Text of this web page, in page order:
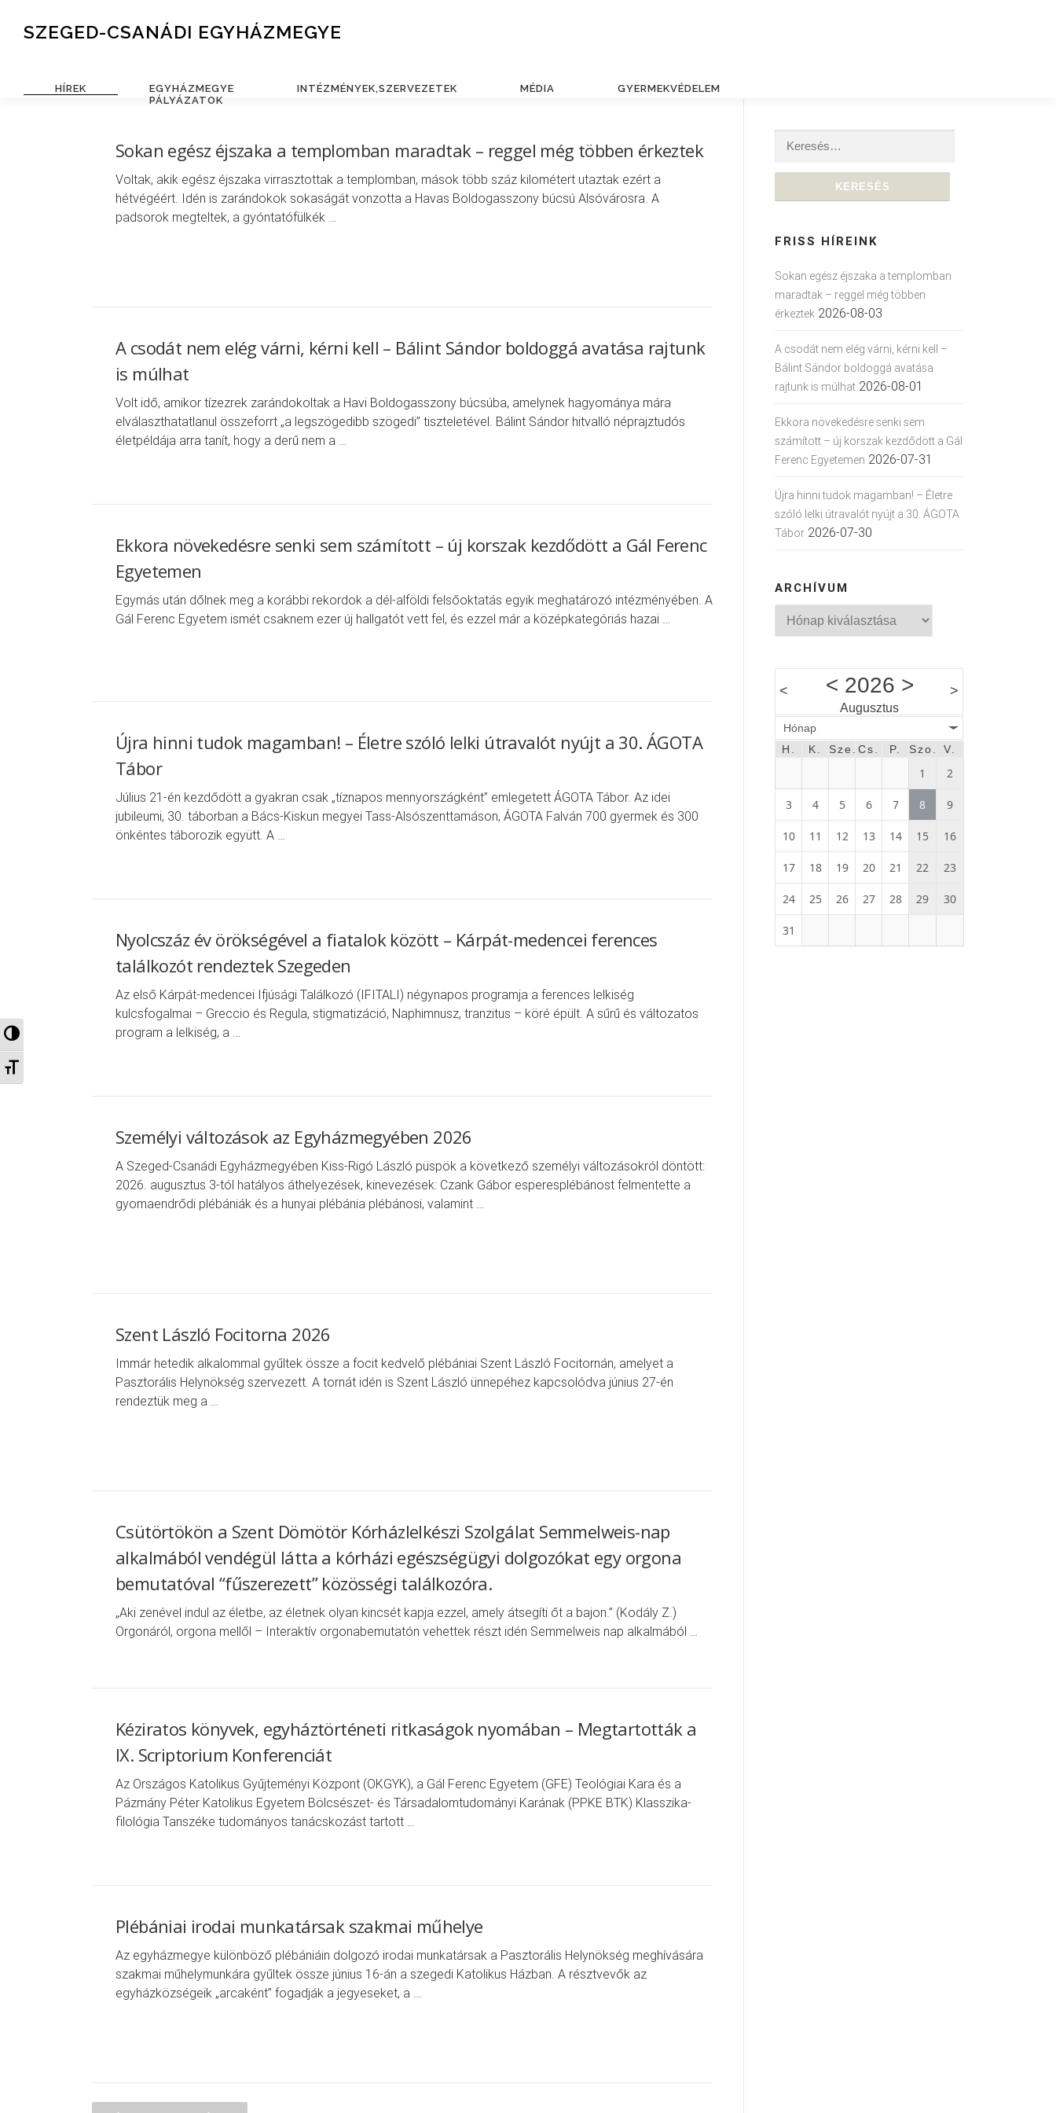
Nagy kontraszt váltása
Betűméret váltása
SZEGED-CSANÁDI EGYHÁZMEGYE
HÍREK EGYHÁZMEGYE INTÉZMÉNYEK,SZERVEZETEK MÉDIA
GYERMEKVÉDELEM
PÁLYÁZATOK
Sokan egész éjszaka a templomban maradtak – reggel még többen érkeztek
Voltak, akik egész éjszaka virrasztottak a templomban, mások több száz kilométert utaztak ezért a
hétvégéért. Idén is zarándokok sokaságát vonzotta a Havas Boldogasszony búcsú Alsóvárosra. A
padsorok megteltek, a gyóntatófülkék …
A csodát nem elég várni, kérni kell – Bálint Sándor boldoggá avatása rajtunk
is múlhat
Volt idő, amikor tízezrek zarándokoltak a Havi Boldogasszony búcsúba, amelynek hagyománya mára
elválaszthatatlanul összeforrt „a legszögedibb szögedi” tiszteletével. Bálint Sándor hitvalló néprajztudós
életpéldája arra tanít, hogy a derű nem a …
Ekkora növekedésre senki sem számított – új korszak kezdődött a Gál Ferenc
Egyetemen
Egymás után dőlnek meg a korábbi rekordok a dél-alföldi felsőoktatás egyik meghatározó intézményében. A
Gál Ferenc Egyetem ismét csaknem ezer új hallgatót vett fel, és ezzel már a középkategóriás hazai …
Újra hinni tudok magamban! – Életre szóló lelki útravalót nyújt a 30. ÁGOTA
Tábor
Július 21-én kezdődött a gyakran csak „tíznapos mennyországként” emlegetett ÁGOTA Tábor. Az idei
jubileumi, 30. táborban a Bács-Kiskun megyei Tass-Alsószenttamáson, ÁGOTA Falván 700 gyermek és 300
önkéntes táborozik együtt. A …
Nyolcszáz év örökségével a fiatalok között – Kárpát-medencei ferences
találkozót rendeztek Szegeden
Az első Kárpát-medencei Ifjúsági Találkozó (IFITALI) négynapos programja a ferences lelkiség
kulcsfogalmai – Greccio és Regula, stigmatizáció, Naphimnusz, tranzitus – köré épült. A sűrű és változatos
program a lelkiség, a …
Személyi változások az Egyházmegyében 2026
A Szeged-Csanádi Egyházmegyében Kiss-Rigó László püspök a következő személyi változásokról döntött:
2026. augusztus 3-tól hatályos áthelyezések, kinevezések: Czank Gábor esperesplébánost felmentette a
gyomaendrődi plébániák és a hunyai plébánia plébánosi, valamint …
Szent László Focitorna 2026
Immár hetedik alkalommal gyűltek össze a focit kedvelő plébániai Szent László Focitornán, amelyet a
Pasztorális Helynökség szervezett. A tornát idén is Szent László ünnepéhez kapcsolódva június 27-én
rendeztük meg a …
Csütörtökön a Szent Dömötör Kórházlelkészi Szolgálat Semmelweis-nap
alkalmából vendégül látta a kórházi egészségügyi dolgozókat egy orgona
bemutatóval “fűszerezett” közösségi találkozóra.
„Aki zenével indul az életbe, az életnek olyan kincsét kapja ezzel, amely átsegíti őt a bajon.” (Kodály Z.)
Orgonáról, orgona mellől – Interaktív orgonabemutatón vehettek részt idén Semmelweis nap alkalmából …
Kéziratos könyvek, egyháztörténeti ritkaságok nyomában – Megtartották a
IX. Scriptorium Konferenciát
Az Országos Katolikus Gyűjteményi Központ (OKGYK), a Gál Ferenc Egyetem (GFE) Teológiai Kara és a
Pázmány Péter Katolikus Egyetem Bölcsészet- és Társadalomtudományi Karának (PPKE BTK) Klasszika-
filológia Tanszéke tudományos tanácskozást tartott …
Plébániai irodai munkatársak szakmai műhelye
Az egyházmegye különböző plébániáin dolgozó irodai munkatársak a Pasztorális Helynökség meghívására
szakmai műhelymunkára gyűltek össze június 16-án a szegedi Katolikus Házban. A résztvevők az
egyházközségeik „arcaként” fogadják a jegyeseket, a …
Bejegyzés navigáció
Keresés:
FRISS HÍREINK
Sokan egész éjszaka a templomban
maradtak – reggel még többen
érkeztek 2026-08-03
A csodát nem elég várni, kérni kell –
Bálint Sándor boldoggá avatása
rajtunk is múlhat 2026-08-01
Ekkora növekedésre senki sem
számított – új korszak kezdődött a Gál
Ferenc Egyetemen 2026-07-31
Újra hinni tudok magamban! – Életre
szóló lelki útravalót nyújt a 30. ÁGOTA
Tábor 2026-07-30
ARCHÍVUM
Archívum
< < 2026 >
Augusztus
>
Hónap
H.
K. Sze. Cs. P. Szo. V.
1 2
3 4 5 6 7 8 9
10 11 12 13 14 15 16
17 18 19 20 21 22 23
24 25 26 27 28 29 30
31